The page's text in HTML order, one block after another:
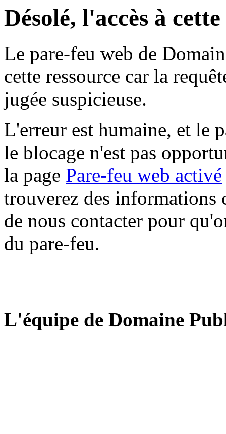
Désolé, l'accès à
Le pare-feu web de
cette ressource car la
jugée suspicieuse.
L'erreur est humaine, et le
le blocage n'est pas
la page Pare-feu web activé
trouverez des informations
de nous contacter pour
du pare-feu.
L'équipe de Domaine